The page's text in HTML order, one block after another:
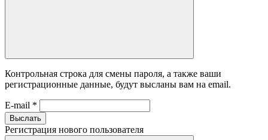
Контрольная строка для смены пароля, а также ваши
регистрационные данные, будут высланы вам на email.
E-mail *
Выслать
Регистрация нового пользователя